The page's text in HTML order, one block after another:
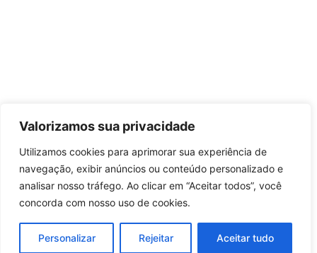
Valorizamos sua privacidade
Utilizamos cookies para aprimorar sua experiência de
navegação, exibir anúncios ou conteúdo personalizado e
analisar nosso tráfego. Ao clicar em “Aceitar todos”, você
concorda com nosso uso de cookies.
Personalizar Rejeitar Aceitar tudo